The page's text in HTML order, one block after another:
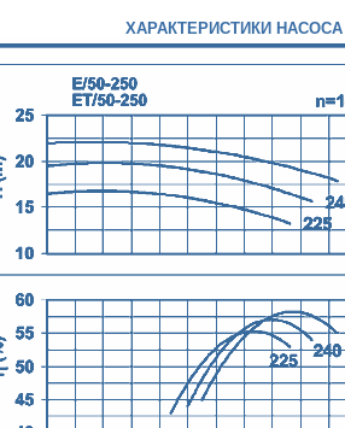
ХАРАКТЕРИСТИКИ НАСОСА